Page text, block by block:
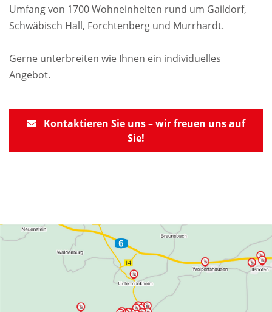
Umfang von 1700 Wohneinheiten rund um Gaildorf,
Schwäbisch Hall, Forchtenberg und Murrhardt.
Gerne unterbreiten wie Ihnen ein individuelles
Angebot.
Kontaktieren Sie uns – wir freuen uns auf
Sie!